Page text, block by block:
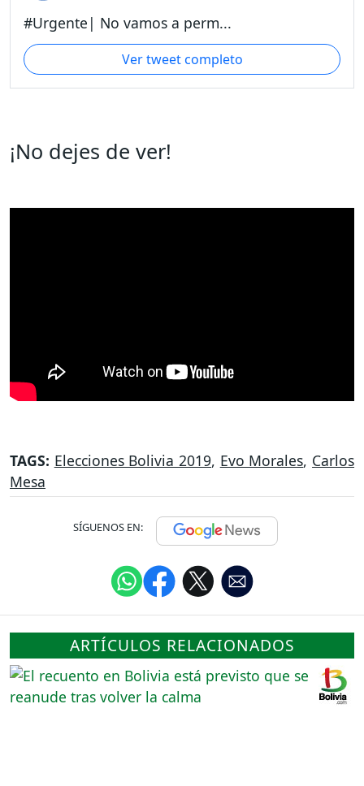
#Urgente| No vamos a perm...
Ver tweet completo
¡No dejes de ver!
TAGS: Elecciones Bolivia 2019, Evo Morales, Carlos
Mesa
SÍGUENOS EN:
ARTÍCULOS RELACIONADOS